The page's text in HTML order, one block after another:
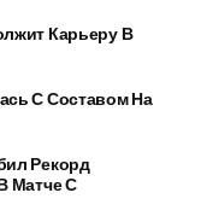
Карьеру В
С Составом На
Рекорд
Матче С